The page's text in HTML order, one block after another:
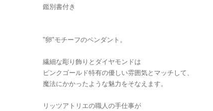
鑑別書付き
"卵"モチーフのペンダント。
繊細な彫り飾りとダイヤモンドは
ピンクゴールド特有の優しい雰囲気とマッチして、
魔法にかかったような魅力をそなえます。
リッツアトリエの職人の手仕事が